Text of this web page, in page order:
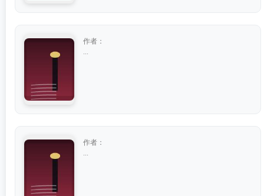
作者：
作者：